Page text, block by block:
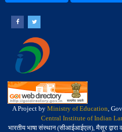
A Project by Ministry of Education,
Central Institute of Indian
भारतीय भाषा संस्थान (सीआईआईएल), मैसूर द्वारा